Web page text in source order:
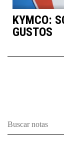
KYMCO:
GUSTOS